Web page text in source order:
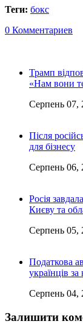
Теги: бокс
0 Комментариев
Трамп
«Нам вони
Серпень 07,
Після
для бізнесу
Серпень 06,
Росія
Києву та
Серпень 05,
Податкова
українців
Серпень 04,
Залишити